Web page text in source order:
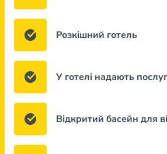
Розкішний готель
У готелі надають
Відкритий басейн для